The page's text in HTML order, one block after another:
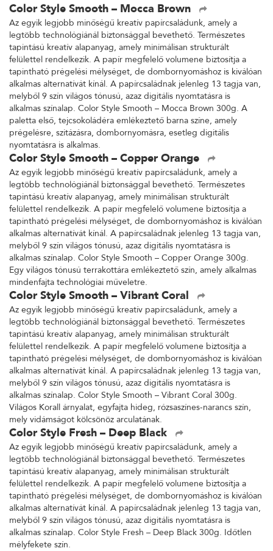
Color Style Smooth – Mocca Brown
Az egyik legjobb minőségű kreatív papírcsaládunk, amely a
legtöbb technológiánál biztonsággal bevethető. Természetes
tapintású kreatív alapanyag, amely minimálisan strukturált
felülettel rendelkezik. A papír megfelelő volumene biztosítja a
tapintható prégelési mélységet, de dombornyomáshoz is kiválóan
alkalmas alternatívát kínál. A papírcsaládnak jelenleg 13 tagja van,
melyből 9 szín világos tónusú, azaz digitális nyomtatásra is
alkalmas színalap. Color Style Smooth – Mocca Brown 300g. A
paletta első, tejcsokoládéra emlékeztető barna színe, amely
prégelésre, szitázásra, dombornyomásra, esetleg digitális
nyomtatásra is alkalmas.
Color Style Smooth – Copper Orange
Az egyik legjobb minőségű kreatív papírcsaládunk, amely a
legtöbb technológiánál biztonsággal bevethető. Természetes
tapintású kreatív alapanyag, amely minimálisan strukturált
felülettel rendelkezik. A papír megfelelő volumene biztosítja a
tapintható prégelési mélységet, de dombornyomáshoz is kiválóan
alkalmas alternatívát kínál. A papírcsaládnak jelenleg 13 tagja van,
melyből 9 szín világos tónusú, azaz digitális nyomtatásra is
alkalmas színalap. Color Style Smooth – Copper Orange 300g.
Egy világos tónusú terrakottára emlékeztető szín, amely alkalmas
mindenfajta technológiai műveletre.
Color Style Smooth – Vibrant Coral
Az egyik legjobb minőségű kreatív papírcsaládunk, amely a
legtöbb technológiánál biztonsággal bevethető. Természetes
tapintású kreatív alapanyag, amely minimálisan strukturált
felülettel rendelkezik. A papír megfelelő volumene biztosítja a
tapintható prégelési mélységet, de dombornyomáshoz is kiválóan
alkalmas alternatívát kínál. A papírcsaládnak jelenleg 13 tagja van,
melyből 9 szín világos tónusú, azaz digitális nyomtatásra is
alkalmas színalap. Color Style Smooth – Vibrant Coral 300g.
Világos Korall árnyalat, egyfajta hideg, rózsaszínes-narancs szín,
mely vidámságot kölcsönöz arculatának.
Color Style Fresh – Deep Black
Az egyik legjobb minőségű kreatív papírcsaládunk, amely a
legtöbb technológiánál biztonsággal bevethető. Természetes
tapintású kreatív alapanyag, amely minimálisan strukturált
felülettel rendelkezik. A papír megfelelő volumene biztosítja a
tapintható prégelési mélységet, de dombornyomáshoz is kiválóan
alkalmas alternatívát kínál. A papírcsaládnak jelenleg 13 tagja van,
melyből 9 szín világos tónusú, azaz digitális nyomtatásra is
alkalmas színalap. Color Style Fresh – Deep Black 300g. Időtlen
mélyfekete szín.